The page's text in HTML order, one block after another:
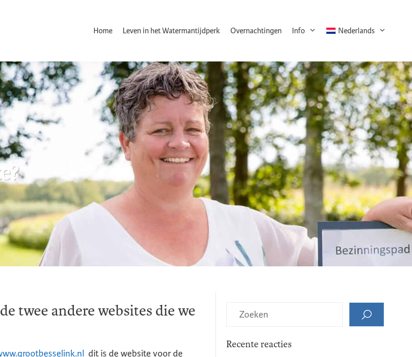
Home Leven in het Watermantijdperk Overnachtingen Info Nederlands
twee andere websites die we
dit is de website voor de
Recente reacties